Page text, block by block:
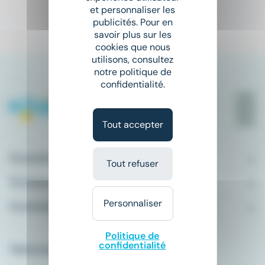
1
À propos
Comment ça marche ?
Télécharger l'application
et personnaliser les
publicités. Pour en
savoir plus sur les
cookies que nous
utilisons, consultez
notre politique de
confidentialité.
Tout accepter
Tout refuser
Personnaliser
Politique de
confidentialité